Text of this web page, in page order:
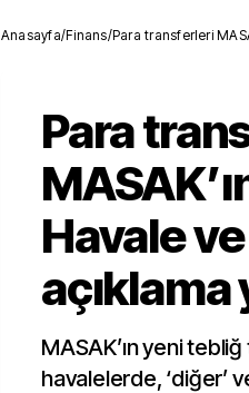
Anasayfa/Finans/Para transferleri
Para
Havale
açıklama
MASAK’ın yeni
havalelerde, ‘diğer’